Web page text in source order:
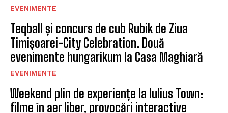
EVENIMENTE
Teqball și concurs de cub Rubik de Ziua
Timișoarei-City Celebration. Două
evenimente hungarikum la Casa Maghiară
EVENIMENTE
Weekend plin de experiențe la Iulius Town:
filme în aer liber, provocări interactive